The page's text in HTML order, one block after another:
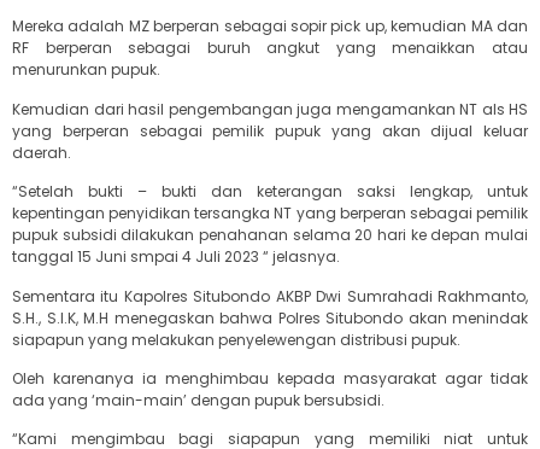
Mereka adalah MZ berperan sebagai sopir pick up, kemudian MA dan
RF berperan sebagai buruh angkut yang menaikkan atau
menurunkan pupuk.
Kemudian dari hasil pengembangan juga mengamankan NT als HS
yang berperan sebagai pemilik pupuk yang akan dijual keluar
daerah.
“Setelah bukti – bukti dan keterangan saksi lengkap, untuk
kepentingan penyidikan tersangka NT yang berperan sebagai pemilik
pupuk subsidi dilakukan penahanan selama 20 hari ke depan mulai
tanggal 15 Juni smpai 4 Juli 2023 “ jelasnya.
Sementara itu Kapolres Situbondo AKBP Dwi Sumrahadi Rakhmanto,
S.H., S.I.K, M.H menegaskan bahwa Polres Situbondo akan menindak
siapapun yang melakukan penyelewengan distribusi pupuk.
Oleh karenanya ia menghimbau kepada masyarakat agar tidak
ada yang ‘main-main’ dengan pupuk bersubsidi.
“Kami mengimbau bagi siapapun yang memiliki niat untuk